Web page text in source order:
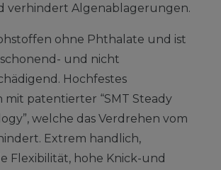
verhindert Algenablagerungen.
ohne Phthalate und ist
und nicht
Hochfestes
mit patentierter “SMT Steady
welche das Verdrehen vom
Extrem handlich,
Flexibilität, hohe Knick-und